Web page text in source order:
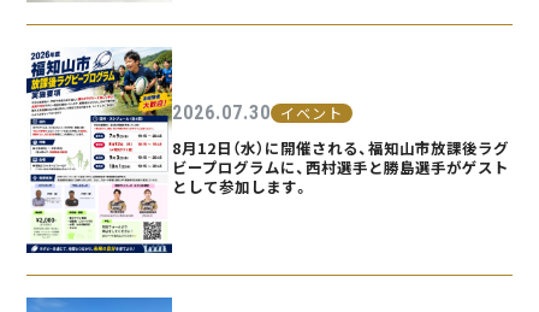
2026.07.30 イベント
8月12日（水）に開催される、福知山市放課後ラグ
ビープログラムに、西村選手と勝島選手がゲスト
として参加します。